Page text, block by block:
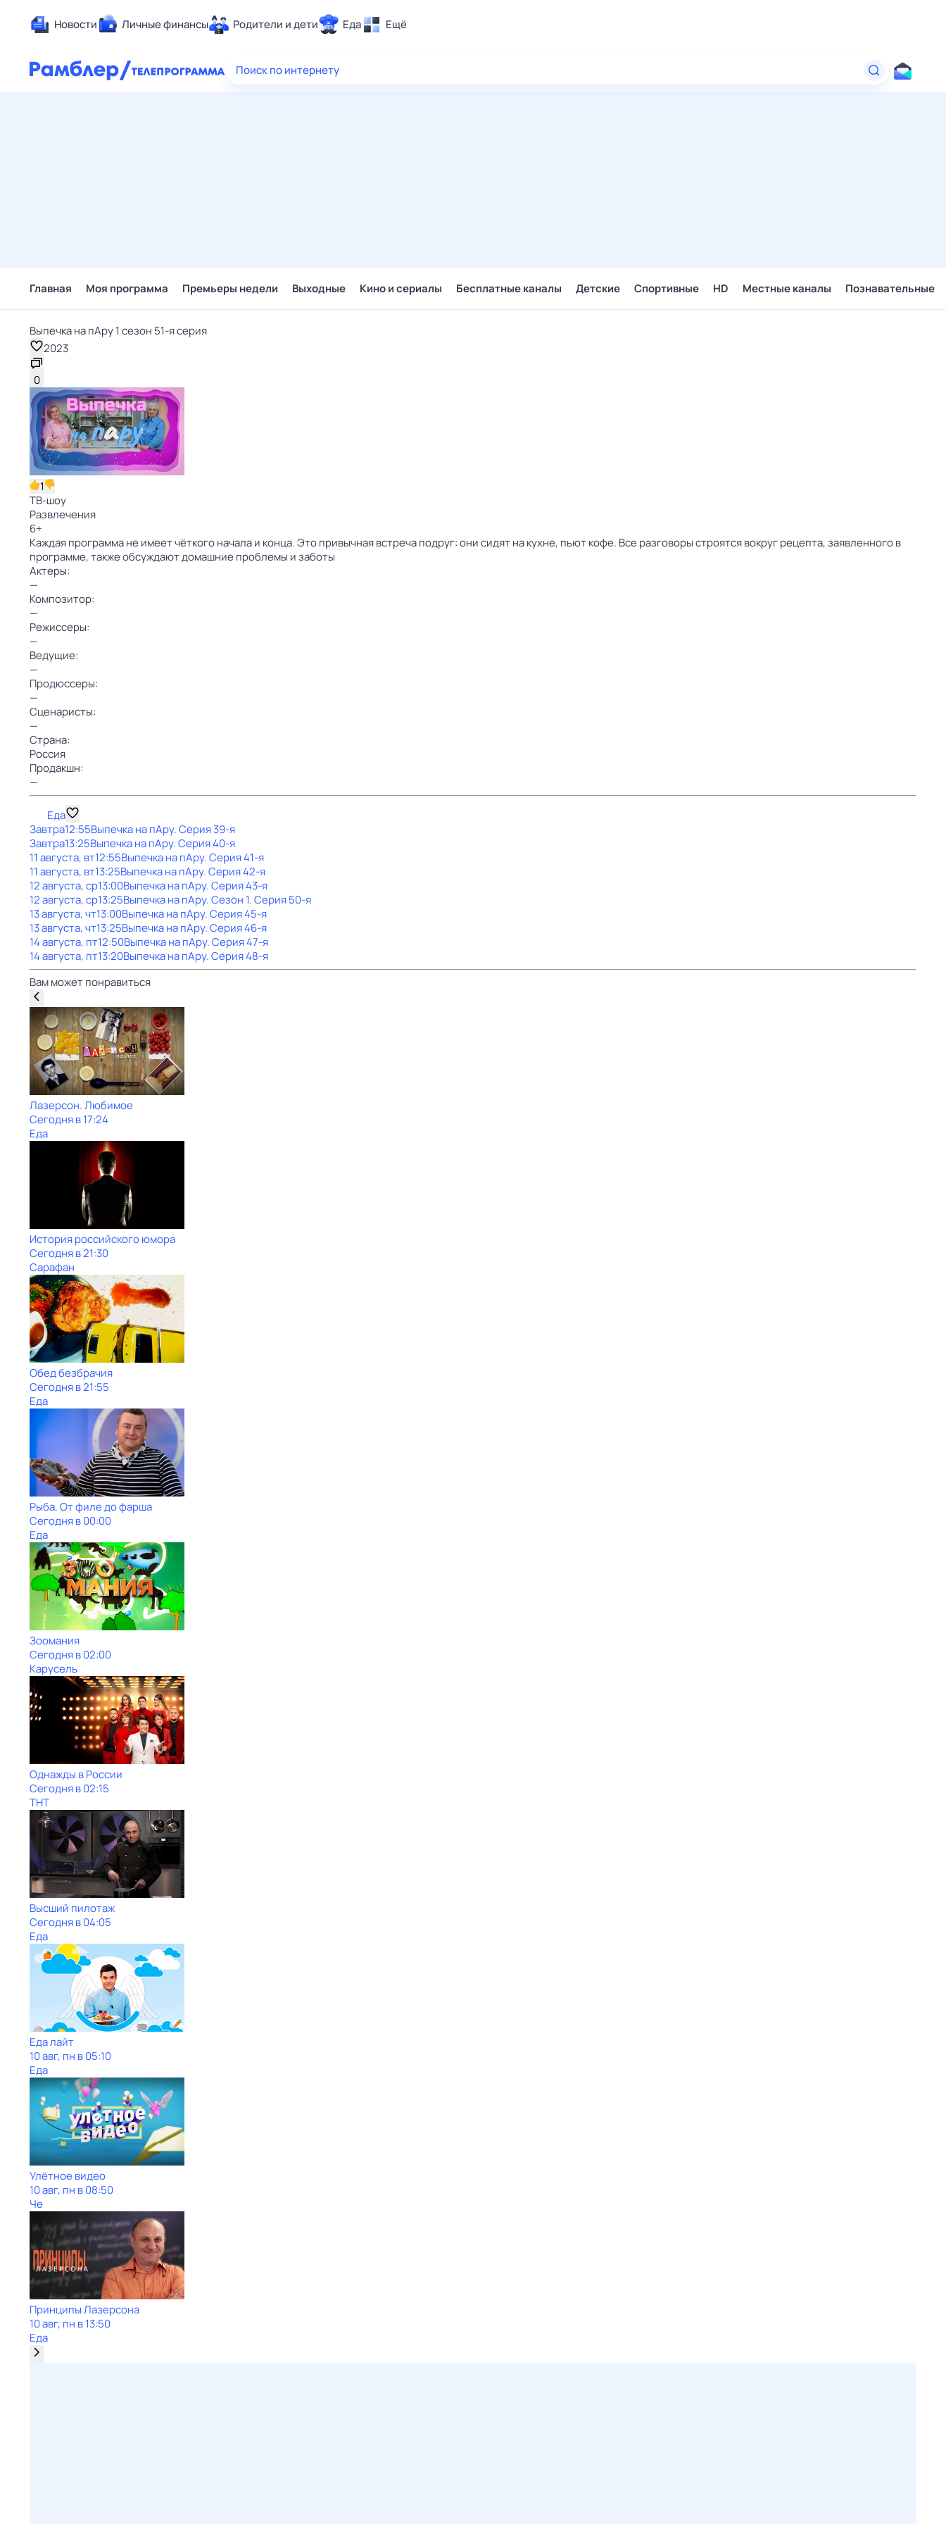
Новости Личные финансы Родители и дети Еда Ещё
Здоровье
Поиск по интернету
Главная Моя программа Премьеры недели Выходные Кино и сериалы Бесплатные каналы Детские Спортивные HD Местные каналы Познавательные
Выпечка на пАру 1 сезон 51-я серия
2023
0
1
ТВ-шоу
Развлечения
6+
Каждая программа не имеет чёткого начала и конца. Это привычная встреча подруг: они сидят на кухне, пьют кофе. Все разговоры строятся вокруг рецепта, заявленного в
программе, также обсуждают домашние проблемы и заботы
Актеры:
—
Композитор:
—
Режиссеры:
—
Ведущие:
—
Продюссеры:
—
Сценаристы:
—
Страна:
Россия
Продакшн:
—
Еда
Завтра12:55Выпечка на пАру. Серия 39-я
Завтра13:25Выпечка на пАру. Серия 40-я
11 августа, вт12:55Выпечка на пАру. Серия 41-я
11 августа, вт13:25Выпечка на пАру. Серия 42-я
12 августа, ср13:00Выпечка на пАру. Серия 43-я
12 августа, ср13:25Выпечка на пАру. Сезон 1. Серия 50-я
13 августа, чт13:00Выпечка на пАру. Серия 45-я
13 августа, чт13:25Выпечка на пАру. Серия 46-я
14 августа, пт12:50Выпечка на пАру. Серия 47-я
14 августа, пт13:20Выпечка на пАру. Серия 48-я
Вам может понравиться
Лазерсон. Любимое
Сегодня в 17:24
Еда
История российского юмора
Сегодня в 21:30
Сарафан
Обед безбрачия
Сегодня в 21:55
Еда
Рыба. От филе до фарша
Сегодня в 00:00
Еда
Зоомания
Сегодня в 02:00
Карусель
Однажды в России
Сегодня в 02:15
ТНТ
Высший пилотаж
Сегодня в 04:05
Еда
Еда лайт
10 авг, пн в 05:10
Еда
Улётное видео
10 авг, пн в 08:50
Че
Принципы Лазерсона
10 авг, пн в 13:50
Еда